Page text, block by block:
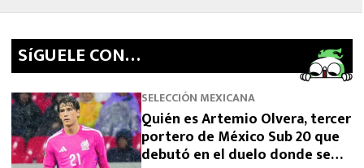
SíGUELE CON…
SELECCIÓN MEXICANA
Quién es Artemio Olvera, tercer
portero de México Sub 20 que
debutó en el duelo donde se